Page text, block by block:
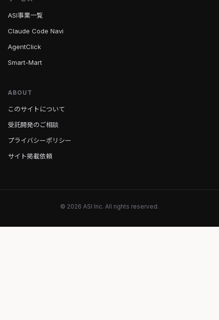
ASI事業一覧
Claude Code Navi
AgentClick
Smart-Mart
ABOUT
このサイトについて
受託開発のご相談
プライバシーポリシー
サイト掲載依頼
© 2026 ASI Inc. All rights reserved.